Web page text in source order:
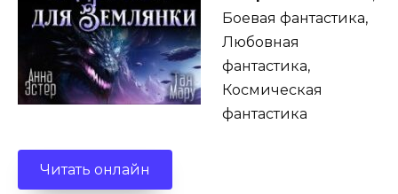
Боевая фантастика,
Любовная
фантастика,
Космическая
фантастика
Читать онлайн